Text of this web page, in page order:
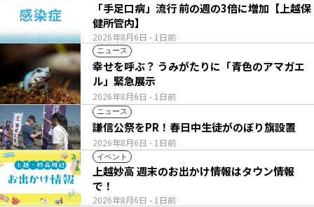
2026年8月6日 - 1日前
「手足口病」流行 前の週の3倍に増加【上越保
健所管内】
ニュース
2026年8月6日 - 1日前
幸せを呼ぶ？ うみがたりに「青色のアマガエ
ル」緊急展示
ニュース
2026年8月6日 - 1日前
謙信公祭をPR！春日中生徒がのぼり旗設置
イベント
2026年8月6日 - 1日前
上越妙高 週末のお出かけ情報はタウン情報
で！